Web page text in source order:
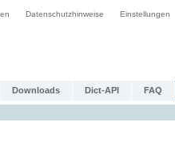
Datenschutzhinweise Einstellungen
Downloads Dict-API FAQ